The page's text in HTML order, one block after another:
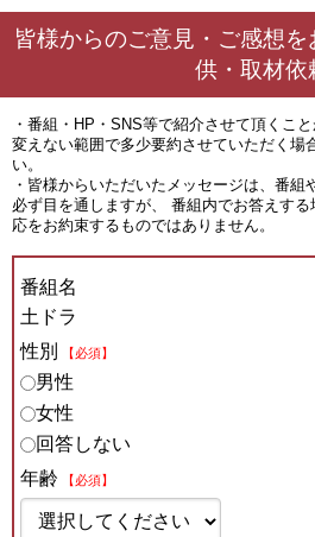
皆様からのご意見・ご感想
供・取材依
・番組・HP・SNS等で紹介させて頂くこ
変えない範囲で多少要約させていただく場
い。
・皆様からいただいたメッセージは、番組
必ず目を通しますが、 番組内でお答えす
応をお約束するものではありません。
番組名
土ドラ
性別
【必須】
男性
女性
回答しない
年齢
【必須】